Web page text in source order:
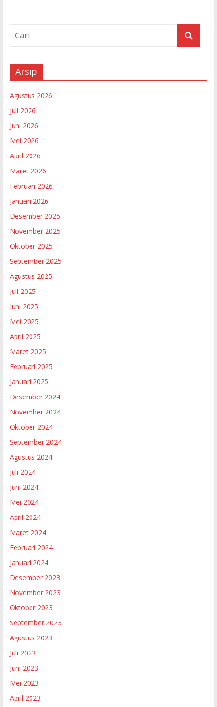
Arsip
Agustus 2026
Juli 2026
Juni 2026
Mei 2026
April 2026
Maret 2026
Februari 2026
Januari 2026
Desember 2025
November 2025
Oktober 2025
September 2025
Agustus 2025
Juli 2025
Juni 2025
Mei 2025
April 2025
Maret 2025
Februari 2025
Januari 2025
Desember 2024
November 2024
Oktober 2024
September 2024
Agustus 2024
Juli 2024
Juni 2024
Mei 2024
April 2024
Maret 2024
Februari 2024
Januari 2024
Desember 2023
November 2023
Oktober 2023
September 2023
Agustus 2023
Juli 2023
Juni 2023
Mei 2023
April 2023